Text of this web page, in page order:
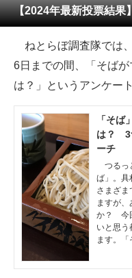
メディア
注目記事を集めた総合ペ
ITの今と未来を見通す
スマホと通信の最新トレ
進化するPCとデバイスの
好きが集まる 比べて選べ
ビジネスと働き方のヒン
AI活用のいまが分かる
企業ITのトレンドを詳説
【2024年最新投票結果
ねとらぼ調査隊では
6日までの間、「そば
は？」というアンケー
「そば
は？ 3
ーチ
つるっ
ば」。具
さまざま
ますが
か？ 今
いと思う
ます。